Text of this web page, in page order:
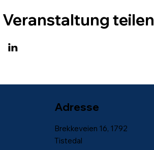
Veranstaltung teilen
Adresse
Brekkeveien 16, 1792
Tistedal